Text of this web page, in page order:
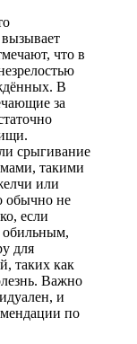
вызывает
что в
В
за
срыгивание
такими
или
обычно не
если
обильным,
для
таких как
Важно
и
по